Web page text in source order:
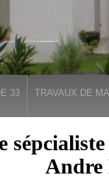
33 TRAVAUX DE
Andre